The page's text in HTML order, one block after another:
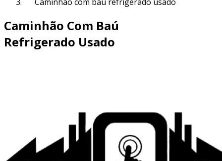
Caminhão Com Baú
Refrigerado Usado